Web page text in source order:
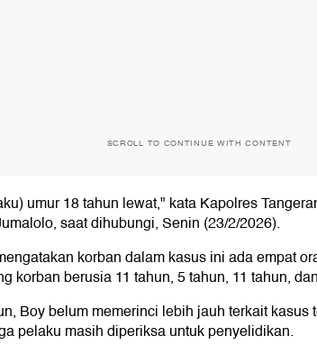
SCROLL TO CONTINUE WITH CONTENT
umur 18 tahun lewat," kata Kapolres
saat dihubungi, Senin (23/2/2026).
korban dalam kasus ini ada empat
korban berusia 11 tahun, 5 tahun, 11 tahun,
Boy belum memerinci lebih jauh terkait kasus
pelaku masih diperiksa untuk penyelidikan.